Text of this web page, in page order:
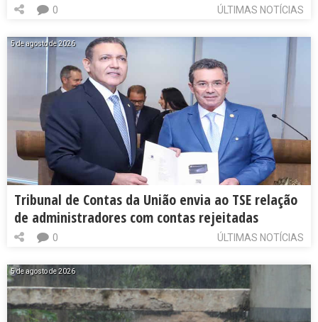
ÚLTIMAS NOTÍCIAS
0
5 de agosto de 2026
Tribunal de Contas da União envia ao TSE relação
de administradores com contas rejeitadas
ÚLTIMAS NOTÍCIAS
0
5 de agosto de 2026